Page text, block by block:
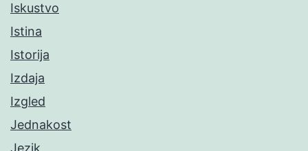
Iskustvo
Istina
Istorija
Izdaja
Izgled
Jednakost